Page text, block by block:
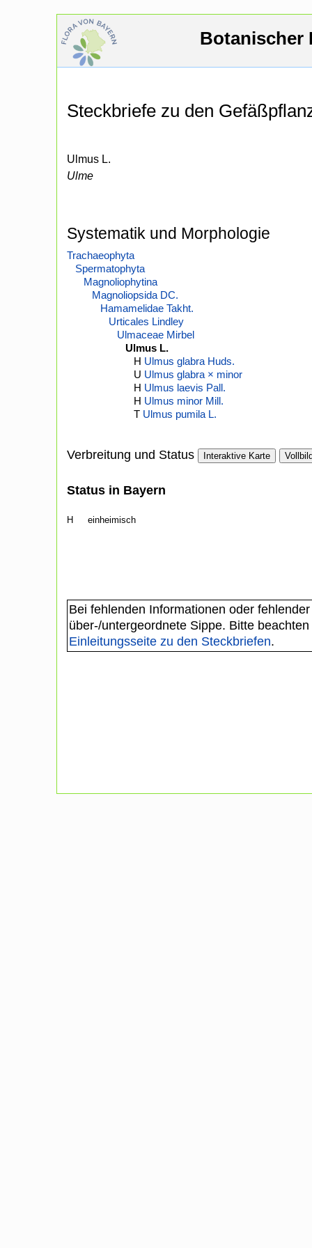
Botanischer
Steckbriefe zu den
Ulmus L.
Ulme
Systematik und Morphologie
Trachaeophyta
Spermatophyta
Magnoliophytina
Magnoliopsida DC.
Hamamelidae Takht.
Urticales Lindley
Ulmaceae Mirbel
Ulmus L.
H Ulmus glabra Huds.
U Ulmus glabra × minor
H Ulmus laevis Pall.
H Ulmus minor Mill.
T Ulmus pumila L.
Verbreitung und Status Interaktive Karte
Status in Bayern
H einheimisch
Bei fehlenden Informationen oder
über-/untergeordnete Sippe. Bitte
Einleitungsseite zu den Steckbriefen.